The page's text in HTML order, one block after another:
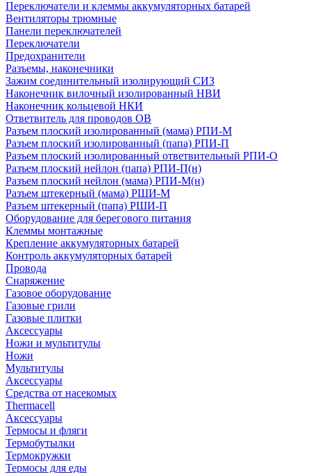
Переключатели и клеммы аккумуляторных батарей
Вентиляторы трюмные
Панели переключателей
Переключатели
Предохранители
Разъемы, наконечники
Зажим соединительный изолирующий СИЗ
Наконечник вилочный изолированный НВИ
Наконечник кольцевой НКИ
Ответвитель для проводов ОВ
Разъем плоский изолированный (мама) РПИ-М
Разъем плоский изолированный (папа) РПИ-П
Разъем плоский изолированный ответвительный РПИ-О
Разъем плоский нейлон (папа) РПИ-П(н)
Разъем плоский нейлон (мама) РПИ-М(н)
Разъем штекерный (мама) РШИ-М
Разъем штекерный (папа) РШИ-П
Оборудование для берегового питания
Клеммы монтажные
Крепление аккумуляторных батарей
Контроль аккумуляторных батарей
Провода
Снаряжение
Газовое оборудование
Газовые грили
Газовые плитки
Аксессуары
Ножи и мультитулы
Ножи
Мультитулы
Аксессуары
Средства от насекомых
Thermacell
Аксессуары
Термосы и фляги
Термобутылки
Термокружки
Термосы для еды